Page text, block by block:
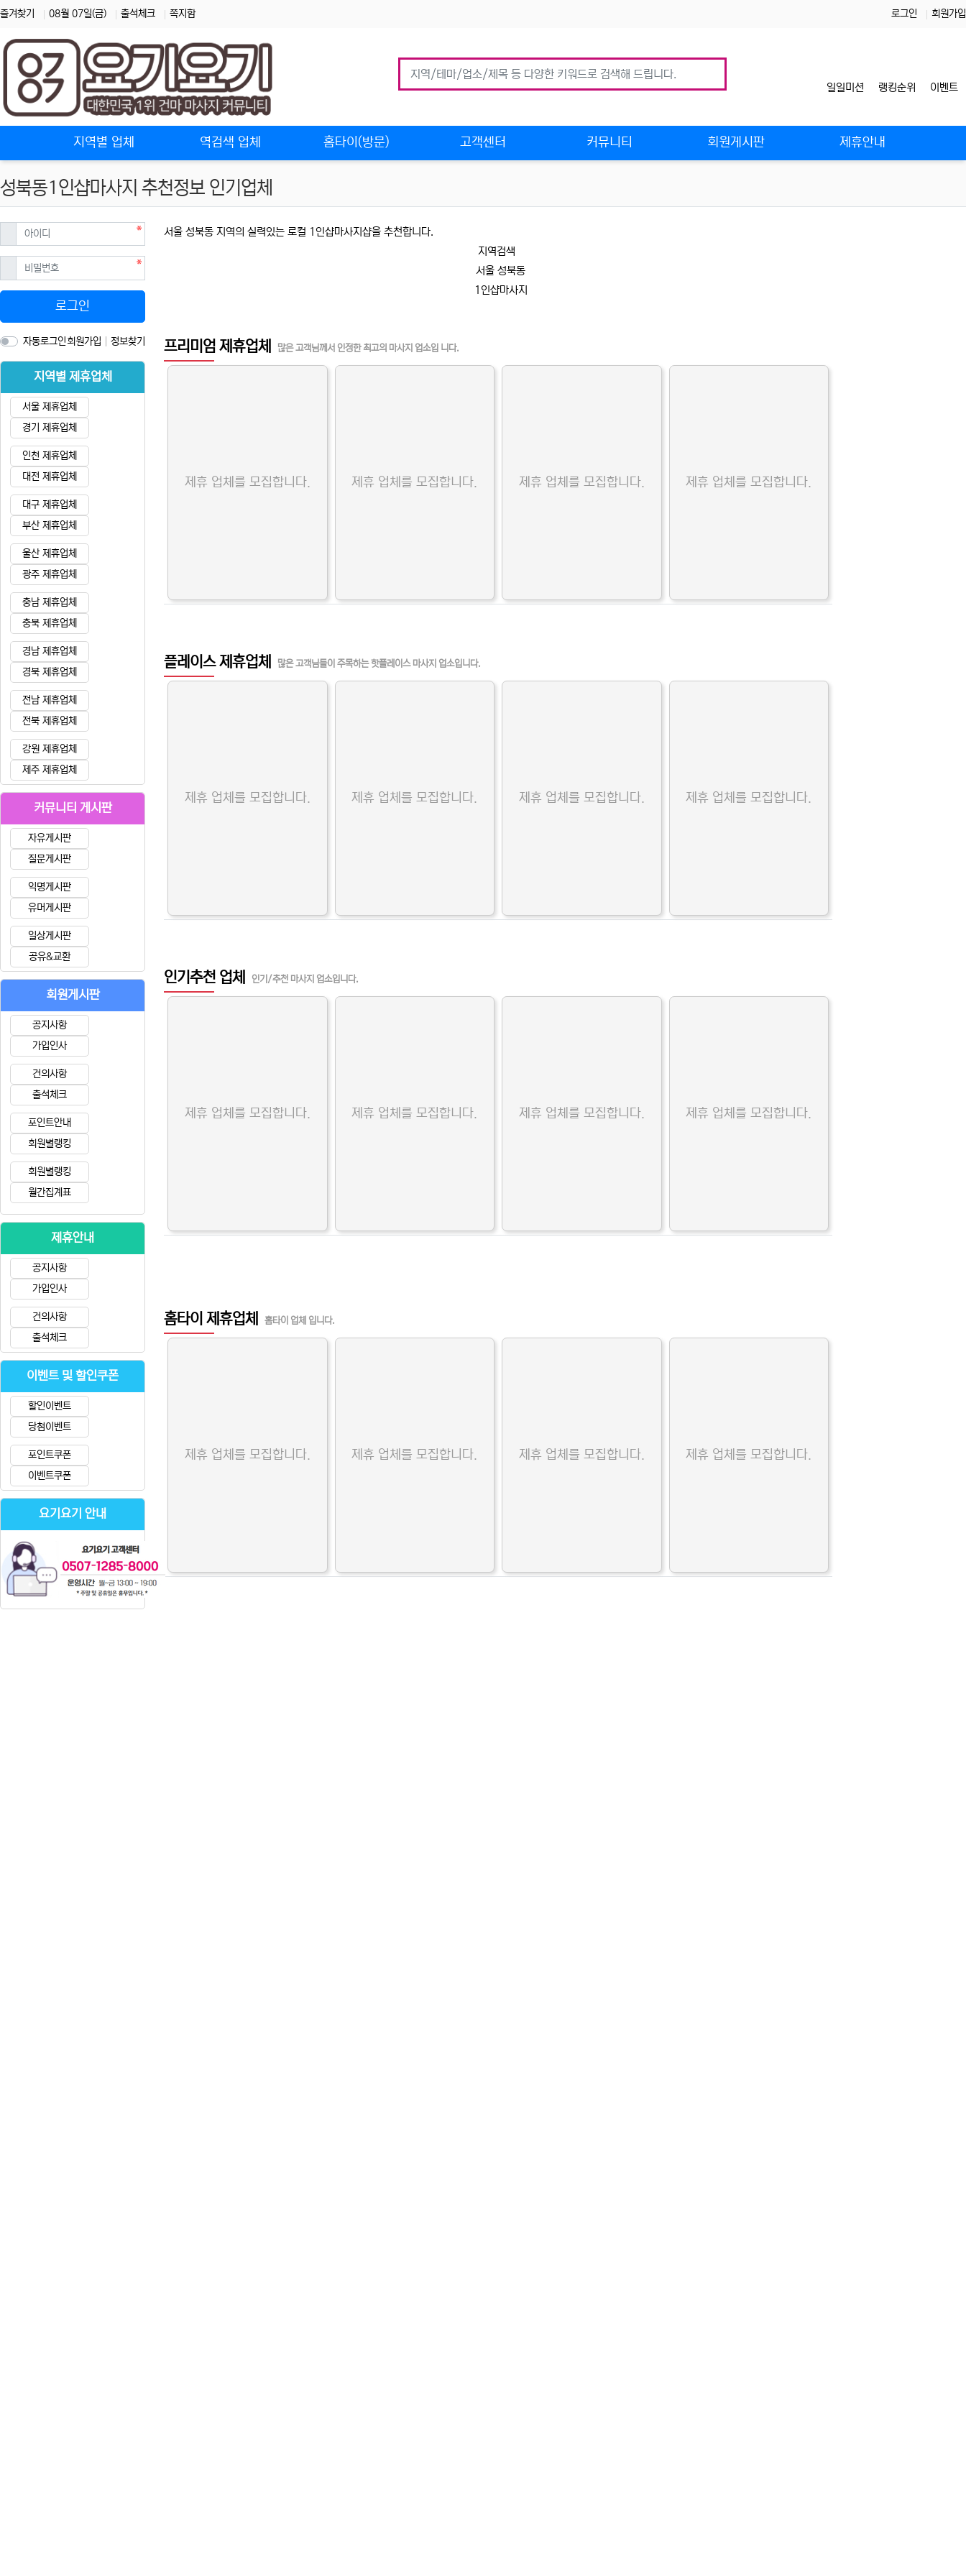
즐겨찾기 08월 07일(금) 출석체크 쪽지함 로그인 회원가입
일일미션 랭킹순위 이벤트
지역별 업체 역검색 업체 홈타이(방문) 고객센터 커뮤니티 회원게시판 제휴안내
성북동1인샵마사지 추천정보 인기업체
서울 성북동 지역의 실력있는 로컬 1인샵마사지샵을 추천합니다.
지역검색
서울 성북동
1인샵마사지
프리미엄 제휴업체 많은 고객님께서 인정한 최고의 마사지 업소입 니다.
제휴 업체를 모집합니다. 제휴 업체를 모집합니다. 제휴 업체를 모집합니다. 제휴 업체를 모집합니다.
플레이스 제휴업체 많은 고객님들이 주목하는 핫플레이스 마사지 업소입니다.
제휴 업체를 모집합니다. 제휴 업체를 모집합니다. 제휴 업체를 모집합니다. 제휴 업체를 모집합니다.
인기추천 업체 인기/추천 마사지 업소입니다.
제휴 업체를 모집합니다. 제휴 업체를 모집합니다. 제휴 업체를 모집합니다. 제휴 업체를 모집합니다.
홈타이 제휴업체 홈타이 업체 입니다.
제휴 업체를 모집합니다. 제휴 업체를 모집합니다. 제휴 업체를 모집합니다. 제휴 업체를 모집합니다.
아이디필수
비밀번호필수
로그인
자동로그인회원가입 정보찾기
지역별 제휴업체
서울 제휴업체
경기 제휴업체
인천 제휴업체
대전 제휴업체
대구 제휴업체
부산 제휴업체
울산 제휴업체
광주 제휴업체
충남 제휴업체
충북 제휴업체
경남 제휴업체
경북 제휴업체
전남 제휴업체
전북 제휴업체
강원 제휴업체
제주 제휴업체
커뮤니티 게시판
자유게시판
질문게시판
익명게시판
유머게시판
일상게시판
공유&교환
회원게시판
공지사항
가입인사
건의사항
출석체크
포인트안내
회원별랭킹
회원별랭킹
월간집계표
제휴안내
공지사항
가입인사
건의사항
출석체크
이벤트 및 할인쿠폰
할인이벤트
당첨이벤트
포인트쿠폰
이벤트쿠폰
요기요기 안내